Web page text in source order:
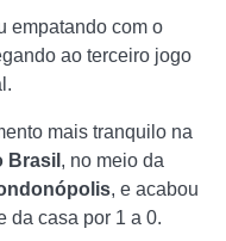
empatando com o
ao terceiro jogo
mais tranquilo na
Brasil , no meio da
, e acabou
da casa por 1 a 0.